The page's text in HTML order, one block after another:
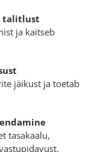
talitlust
ja kaitseb
jäikust ja toetab
tasakaalu,